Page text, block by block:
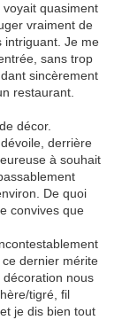
quasiment
vraiment de
intriguant. Je me
sans trop
sincèrement
restaurant.
décor.
derrière
à souhait
De quoi
convives que
dernier mérite
nous
tigré, fil
je dis bien tout